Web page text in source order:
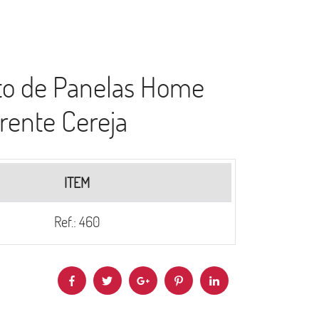
de Panelas Home
Cereja
ITEM
Ref.: 460